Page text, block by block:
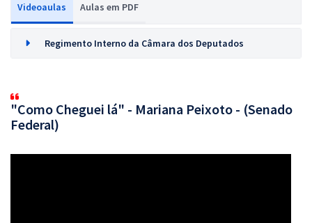
Videoaulas Aulas em PDF
Regimento Interno da Câmara dos Deputados
"Como Cheguei lá" - Mariana Peixoto - (Senado
Federal)